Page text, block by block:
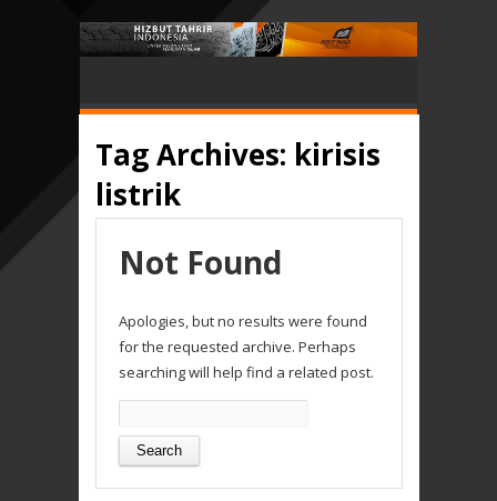
Tag Archives: kirisis
listrik
Not Found
Apologies, but no results were found
for the requested archive. Perhaps
searching will help find a related post.
for: